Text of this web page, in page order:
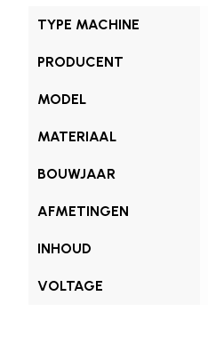
TYPE MACHINE
PRODUCENT
MODEL
MATERIAAL
BOUWJAAR
AFMETINGEN
INHOUD
VOLTAGE